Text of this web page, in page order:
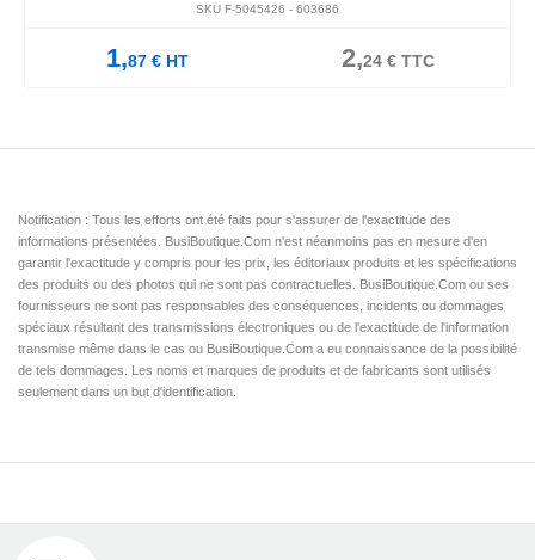
SKU F-5045426 - 603686
1,87 € HT 2,24€TTC
Notification : Tous les efforts ont été faits pour s'assurer de l'exactitude des
informations présentées. BusiBoutique.Com n'est néanmoins pas en mesure d'en
garantir l'exactitude y compris pour les prix, les éditoriaux produits et les spécifications
des produits ou des photos qui ne sont pas contractuelles. BusiBoutique.Com ou ses
fournisseurs ne sont pas responsables des conséquences, incidents ou dommages
spéciaux résultant des transmissions électroniques ou de l'exactitude de l'information
transmise même dans le cas ou BusiBoutique.Com a eu connaissance de la possibilité
de tels dommages. Les noms et marques de produits et de fabricants sont utilisés
seulement dans un but d'identification.